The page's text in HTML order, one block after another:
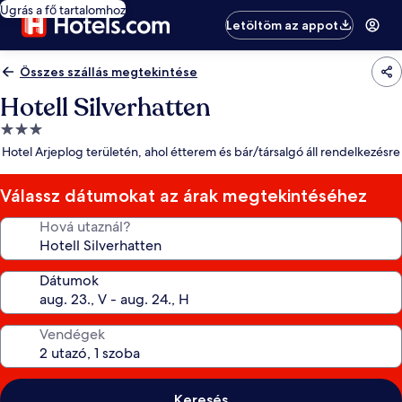
Ugrás a fő tartalomhoz
Letöltöm az appot
Összes szállás megtekintése
Hotell Silverhatten
3.0
csillagos
Hotel Arjeplog területén, ahol étterem és bár/társalgó áll rendelkezésre
Válassz dátumokat az árak megtekintéséhez
Hová utaznál?
Dátumok
Vendégek